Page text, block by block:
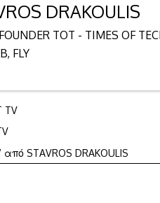
DRAKOULIS
TOT - TIMES OF
FLY
TV
3απόSTAVROS DRAKOULIS